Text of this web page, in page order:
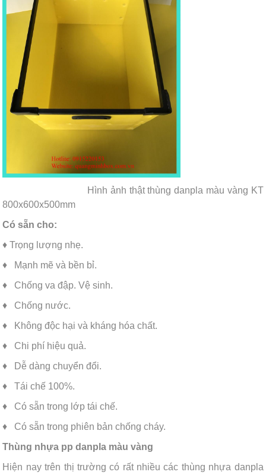
Hình ảnh thật thùng danpla màu vàng KT
800x600x500mm
Có sẵn cho:
♦ Trọng lượng nhẹ.
♦ Mạnh mẽ và bền bỉ.
♦ Chống va đập. Vệ sinh.
♦ Chống nước.
♦ Không độc hại và kháng hóa chất.
♦ Chi phí hiệu quả.
♦ Dễ dàng chuyển đổi.
♦ Tái chế 100%.
♦ Có sẵn trong lớp tái chế.
♦ Có sẵn trong phiên bản chống cháy.
Thùng nhựa pp danpla màu vàng
Hiện nay trên thị trường có rất nhiều các thùng nhựa danpla